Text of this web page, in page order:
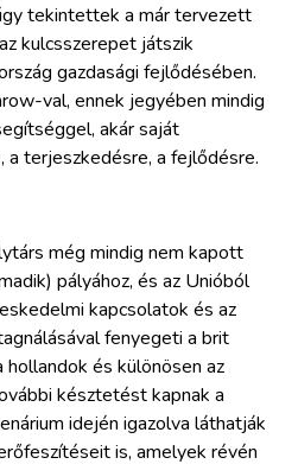
tekintettek a már tervezett
kulcsszerepet játszik
gazdasági fejlődésében.
val, ennek jegyében mindig
akár saját
a terjeszkedésre, a fejlődésre.
még mindig nem kapott
pályához, és az Unióból
kapcsolatok és az
fenyegeti a brit
és különösen az
késztetést kapnak a
idején igazolva láthatják
is, amelyek révén